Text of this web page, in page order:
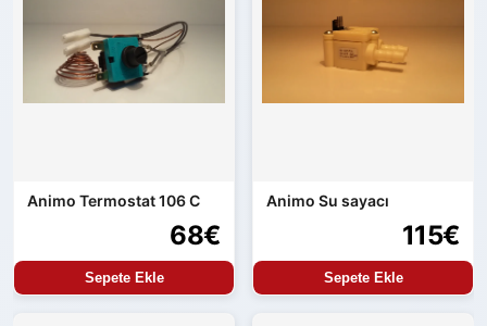
Animo Termostat 106 C
68€
Sepete Ekle
Animo Su sayacı
115€
Sepete Ekle